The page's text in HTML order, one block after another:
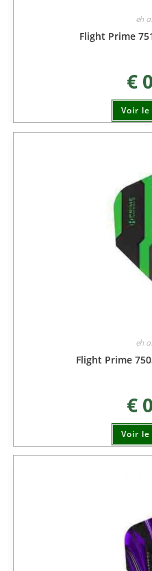
eh
Flight Prime
€
Voir
eh
Flight Prime
€
Voir